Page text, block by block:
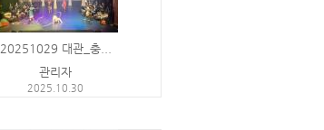
20251029 대관_충...
관리자
2025.10.30